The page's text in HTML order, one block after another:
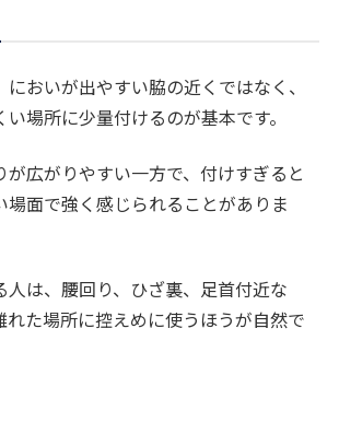
おいが出やすい脇の近くではなく、
場所に少量付けるのが基本です。
が広がりやすい一方で、付けすぎると
場面で強く感じられることがありま
人は、腰回り、ひざ裏、足首付近な
れた場所に控えめに使うほうが自然で